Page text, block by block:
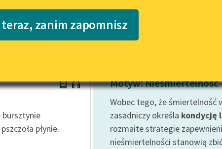
i klasyka
słuchania dla
lektur szkolnych i
słuchania dla
z
inspiracje.
skandynawskiej
Katalog
Katalog w formacie PDF
zanim zapomnisz
płynie.
Motyw: Nieśmiertelność
Wobec tego, że śmiertelność
zasadniczy określa kondycję
rozmaite strategie
nieśmiertelności stanowią